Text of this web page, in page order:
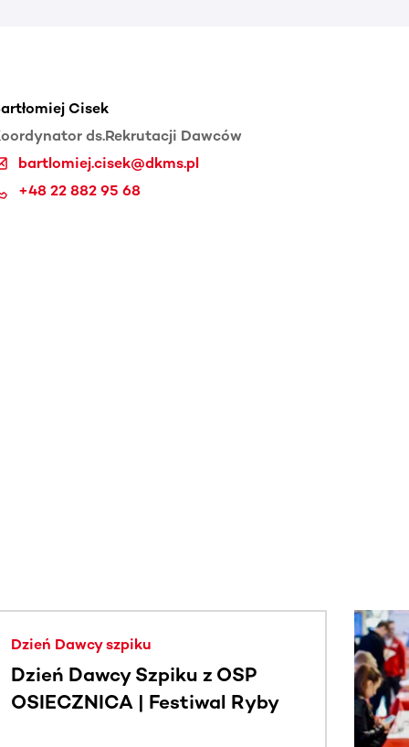
Cisek
ds.Rekrutacji Dawców
bartlomiej.cisek@dkms.pl
+48 22 882 95 68
Dzień Dawcy szpiku
Dzień Dawcy Szpiku z OSP
OSIECZNICA | Festiwal Ryby